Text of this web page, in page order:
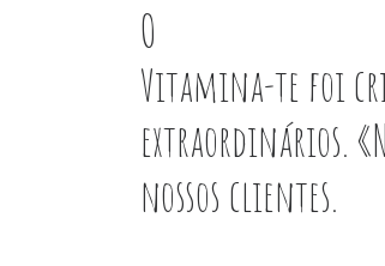
O
Vitamina-te foi
extraordinários.
nossos clientes.